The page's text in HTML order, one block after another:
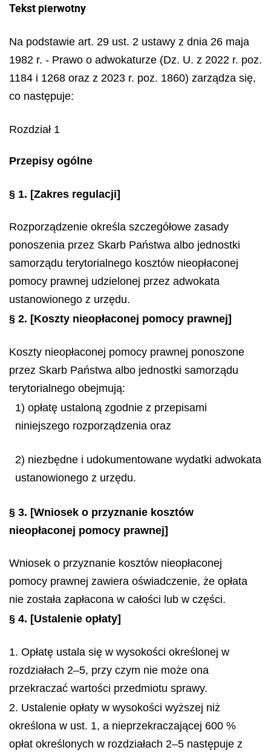
Tekst pierwotny
Na podstawie art. 29 ust. 2 ustawy z dnia 26 maja
1982 r. - Prawo o adwokaturze (Dz. U. z 2022 r. poz.
1184 i 1268 oraz z 2023 r. poz. 1860) zarządza się,
co następuje:
Rozdział 1
Przepisy ogólne
§ 1. [Zakres regulacji]
Rozporządzenie określa szczegółowe zasady
ponoszenia przez Skarb Państwa albo jednostki
samorządu terytorialnego kosztów nieopłaconej
pomocy prawnej udzielonej przez adwokata
ustanowionego z urzędu.
§ 2. [Koszty nieopłaconej pomocy prawnej]
Koszty nieopłaconej pomocy prawnej ponoszone
przez Skarb Państwa albo jednostki samorządu
terytorialnego obejmują:
1) opłatę ustaloną zgodnie z przepisami
niniejszego rozporządzenia oraz
2) niezbędne i udokumentowane wydatki adwokata
ustanowionego z urzędu.
§ 3. [Wniosek o przyznanie kosztów
nieopłaconej pomocy prawnej]
Wniosek o przyznanie kosztów nieopłaconej
pomocy prawnej zawiera oświadczenie, że opłata
nie została zapłacona w całości lub w części.
§ 4. [Ustalenie opłaty]
1. Opłatę ustala się w wysokości określonej w
rozdziałach 2–5, przy czym nie może ona
przekraczać wartości przedmiotu sprawy.
2. Ustalenie opłaty w wysokości wyższej niż
określona w ust. 1, a nieprzekraczającej 600 %
opłat określonych w rozdziałach 2–5 następuje z